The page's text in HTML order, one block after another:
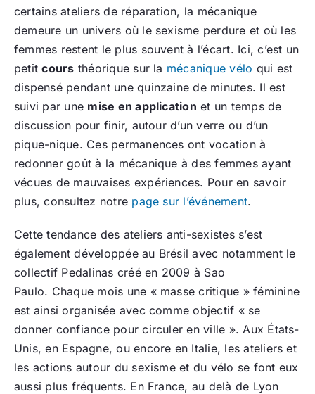
certains ateliers de réparation, la mécanique
demeure un univers où le sexisme perdure et où les
femmes restent le plus souvent à l’écart. Ici, c’est un
petitcours théorique sur la mécanique vélo qui est
dispensé pendant une quinzaine de minutes. Il est
suivi par une mise en application et un temps de
discussion pour finir, autour d’un verre ou d’un
pique-nique. Ces permanences ont vocation à
redonner goût à la mécanique à des femmes ayant
vécues de mauvaises expériences. Pour en savoir
plus, consultez notre page sur l’événement.
Cette tendance des ateliers anti-sexistes s’est
également développée au Brésil avec notamment le
collectif Pedalinas créé en 2009 à Sao
Paulo. Chaque mois une « masse critique » féminine
est ainsi organisée avec comme objectif « se
donner confiance pour circuler en ville ». Aux États-
Unis, en Espagne, ou encore en Italie, les ateliers et
les actions autour du sexisme et du vélo se font eux
aussi plus fréquents. En France, au delà de Lyon